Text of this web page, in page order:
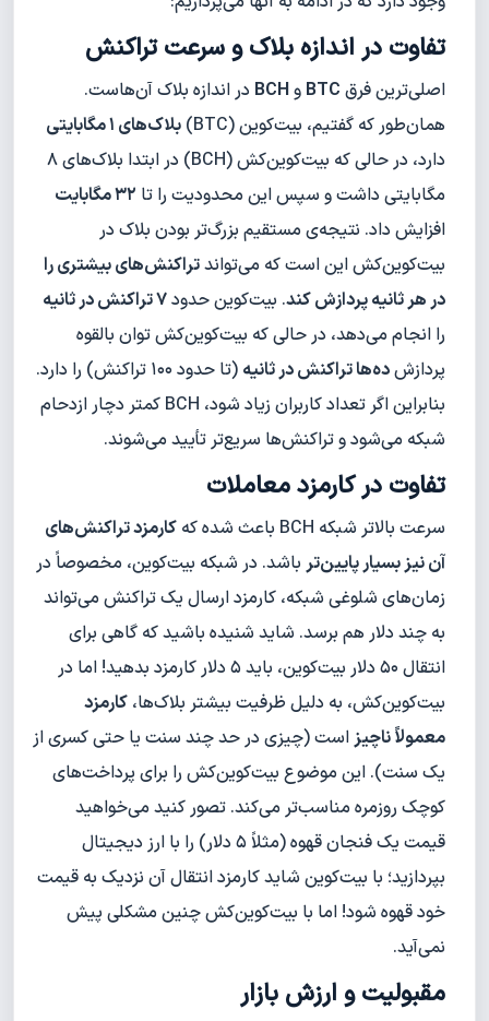
تفاوت در اندازه بلاک و سرعت تراکنش
اصلی‌ترین فرق BTC وBCH در اندازه بلاک آن‌هاست.
همان‌طور که گفتیم، بیت‌کوین (BTC)
بلاک‌های ۱ مگابایتی
دارد، در حالی که بیت‌کوین‌کش (BCH) در ابتدا بلاک‌های ۸
مگابایتی داشت و سپس این محدودیت را تا ۳۲ مگابایت
افزایش داد. نتیجه‌ی مستقیم بزرگ‌تر بودن بلاک در
بیت‌کوین‌کش این است که می‌تواندتراکنش‌های بیشتری را
در هر ثانیه پردازش کند. بیت‌کوین حدود۷ تراکنش در ثانیه
را انجام می‌دهد، در حالی که بیت‌کوین‌کش توان بالقوه
پردازشده‌ها تراکنش در ثانیه
(تا حدود ۱۰۰ تراکنش) را دارد.
بنابراین اگر تعداد کاربران زیاد شود، BCH کمتر دچار ازدحام
شبکه می‌شود و تراکنش‌ها سریع‌تر تأیید می‌شوند.
تفاوت در کارمزد معاملات
سرعت بالاتر شبکه BCH باعث شده که
کارمزد تراکنش‌های
آن نیز بسیار پایین‌تر باشد. در شبکه بیت‌کوین، مخصوصاً در
زمان‌های شلوغی شبکه، کارمزد ارسال یک تراکنش می‌تواند
به چند دلار هم برسد. شاید شنیده باشید که گاهی برای
انتقال ۵۰ دلار بیت‌کوین، باید ۵ دلار کارمزد بدهید! اما در
بیت‌کوین‌کش، به دلیل ظرفیت بیشتر بلاک‌ها، کارمزد
معمولاً ناچیزاست (چیزی در حد چند سنت یا حتی کسری از
یک سنت). این موضوع بیت‌کوین‌کش را برای پرداخت‌های
کوچک روزمره مناسب‌تر می‌کند. تصور کنید می‌خواهید
قیمت یک فنجان قهوه (مثلاً ۵ دلار) را با ارز دیجیتال
بپردازید؛ با بیت‌کوین شاید کارمزد انتقال آن نزدیک به قیمت
خود قهوه شود! اما با بیت‌کوین‌کش چنین مشکلی پیش
نمی‌آید.
مقبولیت و ارزش بازار